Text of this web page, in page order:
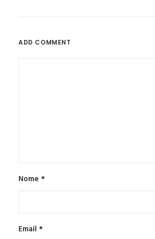
ADD COMMENT
Nome *
Email *